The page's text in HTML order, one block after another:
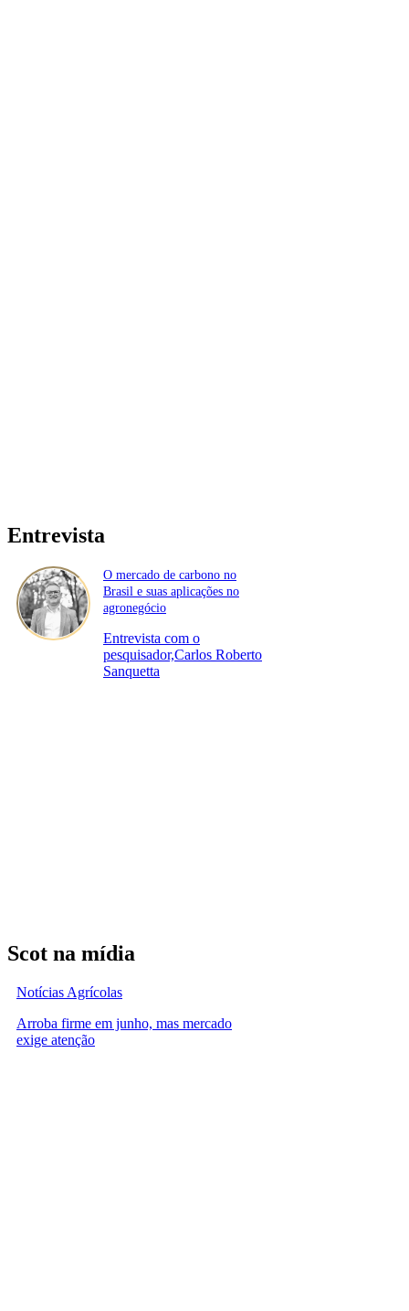
Entrevista
O mercado de carbono no
Brasil e suas aplicações no
agronegócio
Entrevista com o
pesquisador,Carlos Roberto
Sanquetta
Scot na mídia
Notícias Agrícolas
Arroba firme em junho, mas mercado
exige atenção